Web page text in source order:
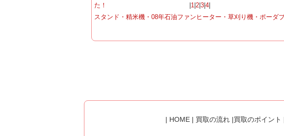
た！
1 2 3 4
スタンド・精米機・08年石油ファンヒーター・草刈り機・ポーダ
| HOME| 買取の流れ|買取のポイント